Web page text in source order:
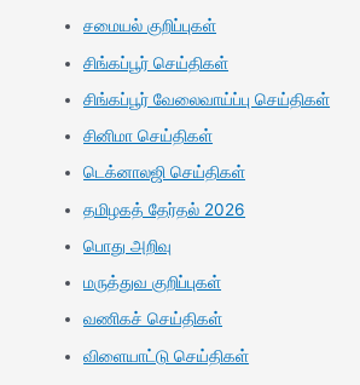
சமையல் குறிப்புகள்
சிங்கப்பூர் செய்திகள்
சிங்கப்பூர் வேலைவாய்ப்பு செய்திகள்
சினிமா செய்திகள்
டெக்னாலஜி செய்திகள்
தமிழகத் தேர்தல் 2026
பொது அறிவு
மருத்துவ குறிப்புகள்
வணிகச் செய்திகள்
விளையாட்டு செய்திகள்